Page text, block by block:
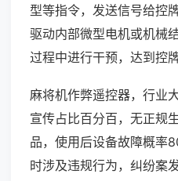
型等指令，发送信号给控
驱动内部微型电机或机械
过程中进行干预，达到控牌
麻将机作弊遥控器，行业
宣传占比百分百，无正规
品，使用后设备故障概率
时涉及违规行为，纠纷案